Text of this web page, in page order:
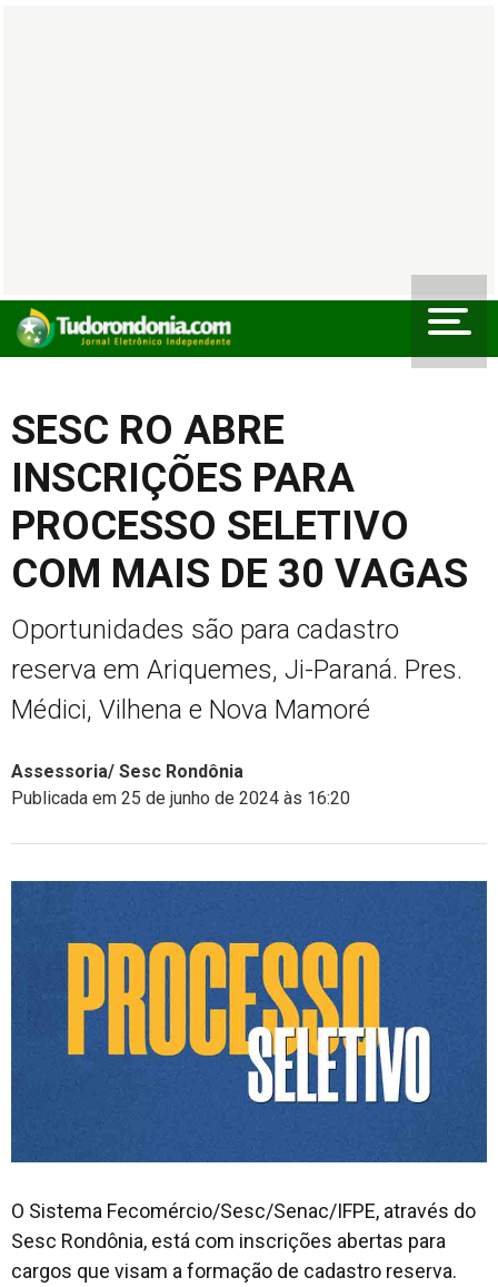
SESC RO ABRE
INSCRIÇÕES PARA
PROCESSO SELETIVO
COM MAIS DE 30 VAGAS
Oportunidades são para cadastro
reserva em Ariquemes, Ji-Paraná. Pres.
Médici, Vilhena e Nova Mamoré
Assessoria/ Sesc Rondônia
Publicada em 25 de junho de 2024 às 16:20
O Sistema Fecomércio/Sesc/Senac/IFPE, através do
Sesc Rondônia, está com inscrições abertas para
cargos que visam a formação de cadastro reserva.